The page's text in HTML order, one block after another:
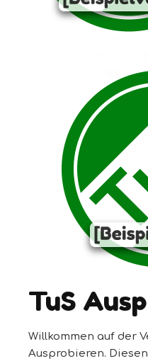
TuS
Willkommen auf der
Ausprobieren.